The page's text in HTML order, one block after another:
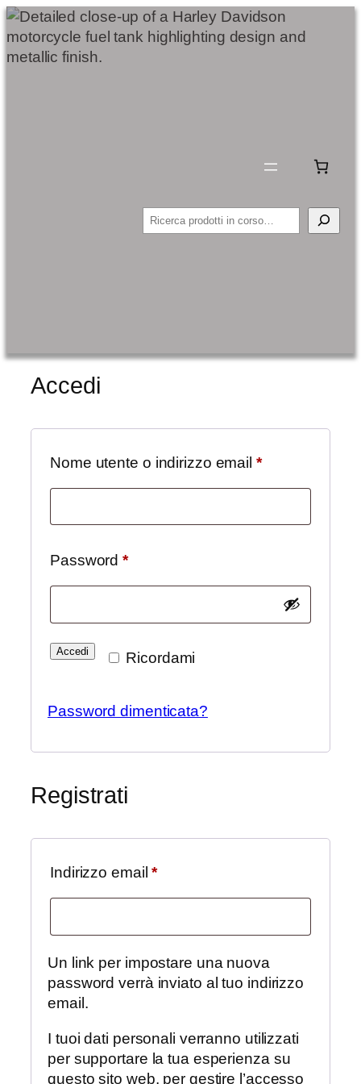
Cerca
Accedi
Nome utente o indirizzo email *Richiesto
Password*Richiesto
Ricordami
Accedi
Password dimenticata?
Registrati
Indirizzo email*Richiesto
Un link per impostare una nuova
password verrà inviato al tuo indirizzo
email.
I tuoi dati personali verranno utilizzati
per supportare la tua esperienza su
questo sito web, per gestire l’accesso